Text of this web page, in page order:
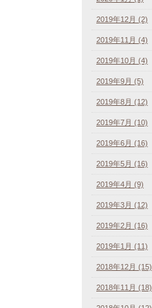
2019年12月 (2)
2019年11月 (4)
2019年10月 (4)
2019年9月 (5)
2019年8月 (12)
2019年7月 (10)
2019年6月 (16)
2019年5月 (16)
2019年4月 (9)
2019年3月 (12)
2019年2月 (16)
2019年1月 (11)
2018年12月 (15)
2018年11月 (18)